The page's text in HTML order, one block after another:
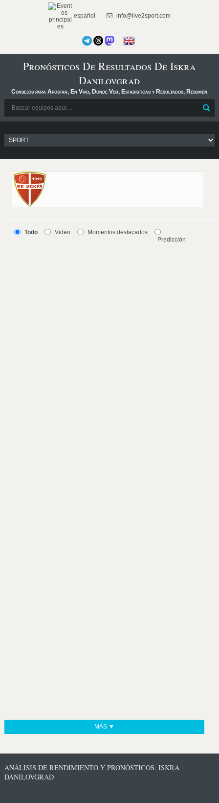
español info@live2sport.com
Pronósticos De Resultados De Iskra
Danilovgrad
Consejos para Apostar, En Vivo, Dónde Ver, Estadísticas y Resultados, Resumen
Todo Video
Momentos destacados
Predicción
MÁS ▼
ANÁLISIS DE RENDIMIENTO Y PRONÓSTICOS: ISKRA
DANILOVGRAD